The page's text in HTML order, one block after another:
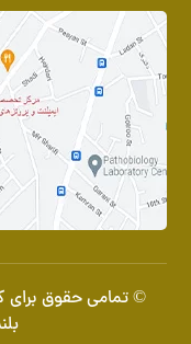
© تمامی حقوق برای